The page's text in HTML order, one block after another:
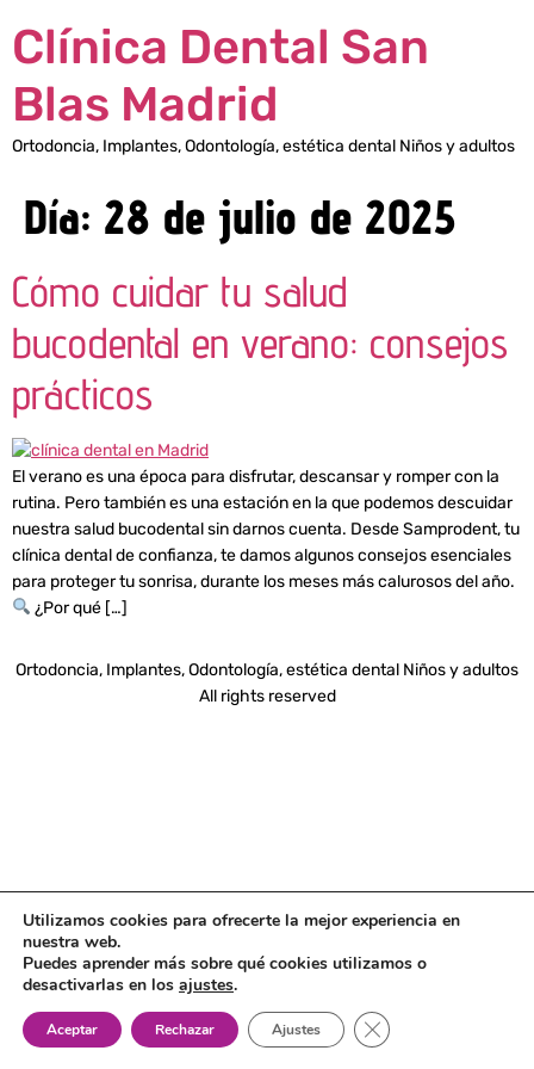
Clínica Dental San
Blas Madrid
Ortodoncia, Implantes, Odontología, estética dental Niños y adultos
Día: 28 de julio de 2025
Cómo cuidar tu salud
bucodental en verano: consejos
prácticos
El verano es una época para disfrutar, descansar y romper con la
rutina. Pero también es una estación en la que podemos descuidar
nuestra salud bucodental sin darnos cuenta. Desde Samprodent, tu
clínica dental de confianza, te damos algunos consejos esenciales
para proteger tu sonrisa, durante los meses más calurosos del año.
¿Por qué […]
Ortodoncia, Implantes, Odontología, estética dental Niños y adultos
All rights reserved
Utilizamos cookies para ofrecerte la mejor experiencia en
nuestra web.
Puedes aprender más sobre qué cookies utilizamos o
desactivarlas en los ajustes.
Aceptar Rechazar Ajustes Cerrar el banner de